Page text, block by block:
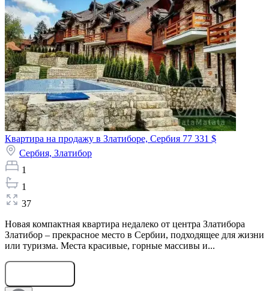
Квартира на продажу в Златиборе, Сербия 77 331 $
Сербия, Златибор
1
1
37
Новая компактная квартира недалеко от центра Златибора
Златибор – прекрасное место в Сербии, подходящее для жизни
или туризма. Места красивые, горные массивы и...